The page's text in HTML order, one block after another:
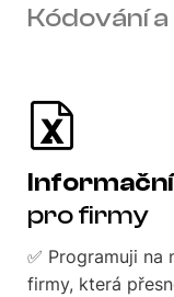
Kódování
pro firmy
✅ Programuji na
firmy, která